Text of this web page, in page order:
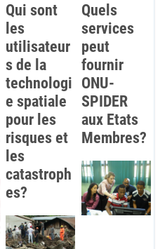
Qui sont
les
utilisateur
s de la
technologi
e spatiale
pour les
risques et
les
catastroph
es?
Quels
services
peut
fournir
ONU-
SPIDER
aux Etats
Membres?